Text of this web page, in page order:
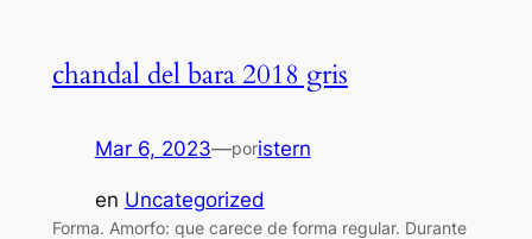
chandal del bara 2018 gris
Mar 6, 2023—poristern
en Uncategorized
Forma. Amorfo: que carece de forma regular. Durante